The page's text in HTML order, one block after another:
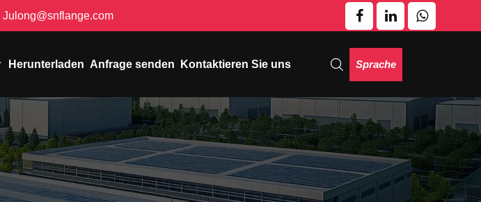
Julong@snflange.com
Herunterladen Anfrage senden Kontaktieren Sie uns Sprache